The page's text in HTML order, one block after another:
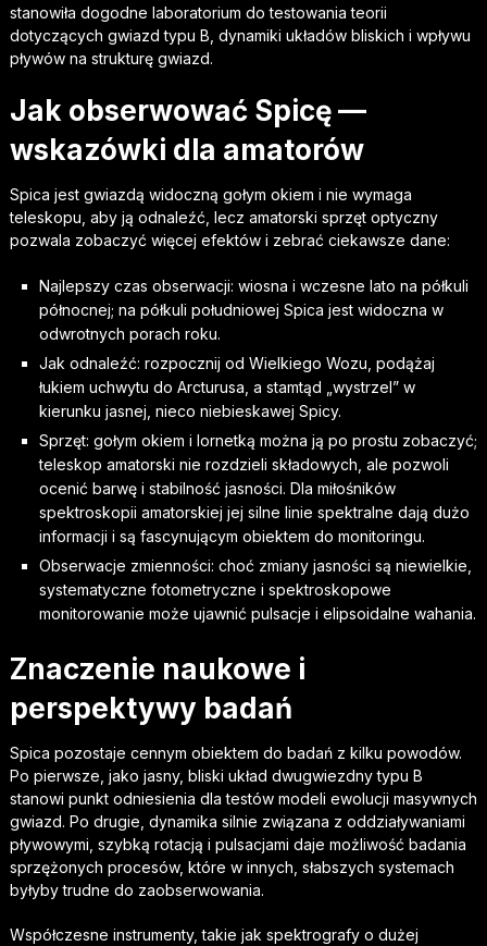
stanowiła dogodne laboratorium do testowania teorii
dotyczących gwiazd typu B, dynamiki układów bliskich i wpływu
pływów na strukturę gwiazd.
Jak obserwować Spicę —
wskazówki dla amatorów
Spica jest gwiazdą widoczną gołym okiem i nie wymaga
teleskopu, aby ją odnaleźć, lecz amatorski sprzęt optyczny
pozwala zobaczyć więcej efektów i zebrać ciekawsze dane:
Najlepszy czas obserwacji: wiosna i wczesne lato na półkuli
północnej; na półkuli południowej Spica jest widoczna w
odwrotnych porach roku.
Jak odnaleźć: rozpocznij od Wielkiego Wozu, podążaj
łukiem uchwytu do Arcturusa, a stamtąd „wystrzel” w
kierunku jasnej, nieco niebieskawej Spicy.
Sprzęt: gołym okiem i lornetką można ją po prostu zobaczyć;
teleskop amatorski nie rozdzieli składowych, ale pozwoli
ocenić barwę i stabilność jasności. Dla miłośników
spektroskopii amatorskiej jej silne linie spektralne dają dużo
informacji i są fascynującym obiektem do monitoringu.
Obserwacje zmienności: choć zmiany jasności są niewielkie,
systematyczne fotometryczne i spektroskopowe
monitorowanie może ujawnić pulsacje i elipsoidalne wahania.
Znaczenie naukowe i
perspektywy badań
Spica pozostaje cennym obiektem do badań z kilku powodów.
Po pierwsze, jako jasny, bliski układ dwugwiezdny typu B
stanowi punkt odniesienia dla testów modeli ewolucji masywnych
gwiazd. Po drugie, dynamika silnie związana z oddziaływaniami
pływowymi, szybką rotacją i pulsacjami daje możliwość badania
sprzężonych procesów, które w innych, słabszych systemach
byłyby trudne do zaobserwowania.
Współczesne instrumenty, takie jak spektrografy o dużej